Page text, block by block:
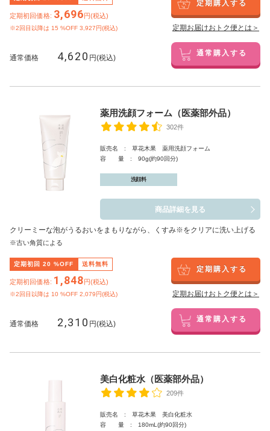
定期初回価格: 3,696円(税込)
※2回目以降は 15 %OFF 3,927円(税込)
定期購入する
定期お届けおトク便とは＞
通常価格 4,620 円(税込) 通常購入する
薬用洗顔フォーム（医薬部外品）
302件
販売名 : 草花木果 薬用洗顔フォーム
容 量 : 90g(約90回分)
洗顔料
商品詳細を見る
クリーミーな泡がうるおいをまもりながら、くすみ※をクリアに洗い上げる
※古い角質による
定期初回 20 %OFF 送料無料
定期初回価格: 1,848円(税込)
※2回目以降は 10 %OFF 2,079円(税込)
定期購入する
定期お届けおトク便とは＞
通常価格 2,310 円(税込) 通常購入する
美白化粧水（医薬部外品）
209件
販売名 : 草花木果 美白化粧水
容 量 : 180mL(約90回分)